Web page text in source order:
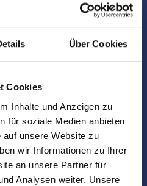
Über Cookies
Cookies
Inhalte und Anzeigen zu
für soziale Medien anbieten
unsere Website zu
wir Informationen zu Ihrer
an unsere Partner für
Analysen weiter. Unsere